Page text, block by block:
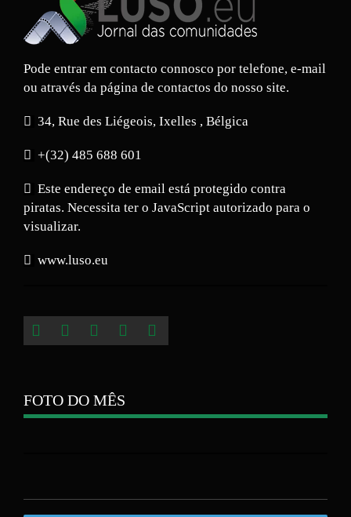
Pode entrar em contacto connosco por telefone, e-mail
ou através da página de contactos do nosso site.
34, Rue des Liégeois, Ixelles , Bélgica
+(32) 485 688 601
Este endereço de email está protegido contra
piratas. Necessita ter o JavaScript autorizado para o
visualizar.
www.luso.eu
FOTO DO MÊS